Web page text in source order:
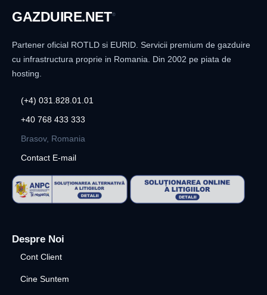
GAZDUIRE.NET®
Partener oficial ROTLD si EURID. Servicii premium de gazduire
cu infrastructura proprie in Romania. Din 2002 pe piata de
hosting.
(+4) 031.828.01.01
+40 768 433 333
Brasov, Romania
Contact E-mail
Despre Noi
Cont Client
Cine Suntem